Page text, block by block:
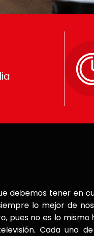
debemos tener en
lo mejor de
pues no es lo mismo
Cada uno